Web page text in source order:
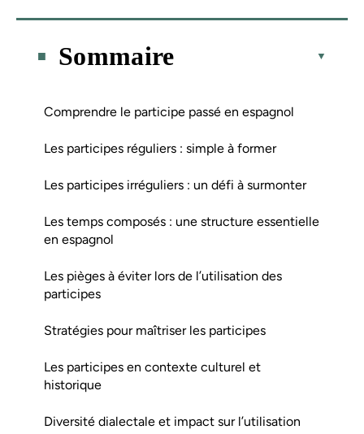
Sommaire
Comprendre le participe passé en espagnol
Les participes réguliers : simple à former
Les participes irréguliers : un défi à surmonter
Les temps composés : une structure essentielle
en espagnol
Les pièges à éviter lors de l’utilisation des
participes
Stratégies pour maîtriser les participes
Les participes en contexte culturel et
historique
Diversité dialectale et impact sur l’utilisation